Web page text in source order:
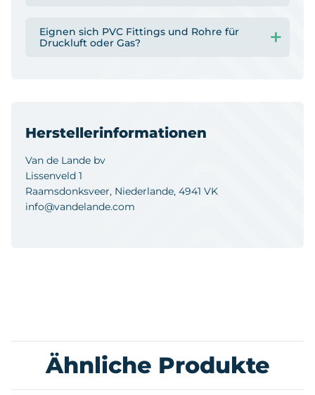
Eignen sich PVC Fittings und Rohre für
Druckluft oder Gas?
Herstellerinformationen
Van de Lande bv
Lissenveld 1
Raamsdonksveer, Niederlande, 4941 VK
info@vandelande.com
Ähnliche Produkte